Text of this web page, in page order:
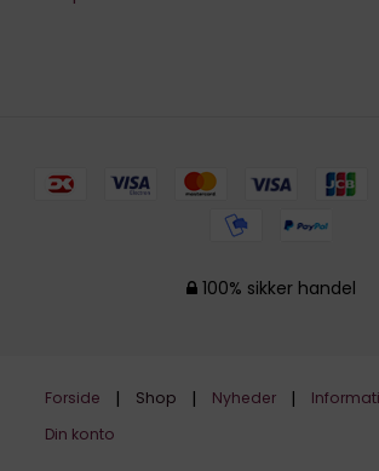
100% sikker handel
Forside Shop Nyheder
Din konto